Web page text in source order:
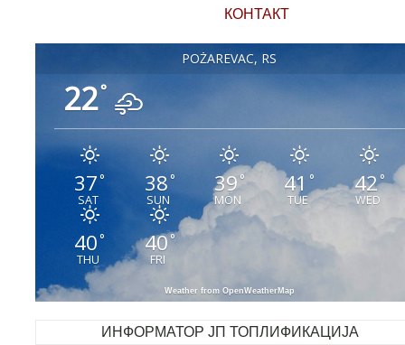
КОНТАКТ
POŽAREVAC, RS
22°
37°
SAT
38 °
SUN
39°
MON
41 °
TUE
42°
WED
40°
THU
40°
FRI
Weather from OpenWeatherMap
ИНФОРМАТОР ЈП ТОПЛИФИКАЦИЈА